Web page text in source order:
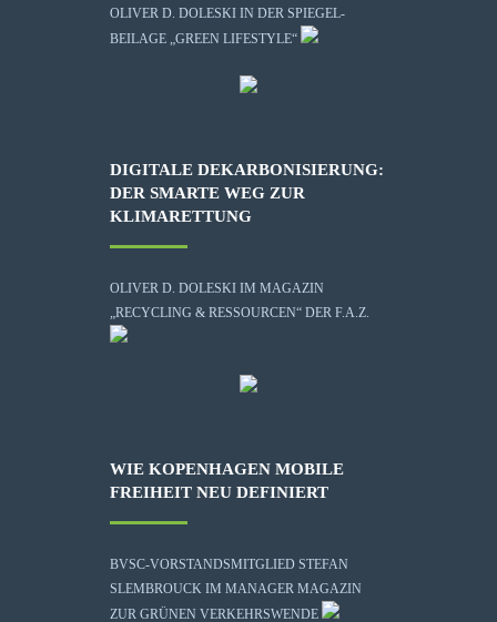
OLIVER D. DOLESKI IN DER SPIEGEL-
BEILAGE „GREEN LIFESTYLE“
DIGITALE DEKARBONISIERUNG:
DER SMARTE WEG ZUR
KLIMARETTUNG
OLIVER D. DOLESKI IM MAGAZIN
„RECYCLING & RESSOURCEN“ DER F.A.Z.
WIE KOPENHAGEN MOBILE
FREIHEIT NEU DEFINIERT
BVSC-VORSTANDSMITGLIED STEFAN
SLEMBROUCK IM MANAGER MAGAZIN
ZUR GRÜNEN VERKEHRSWENDE